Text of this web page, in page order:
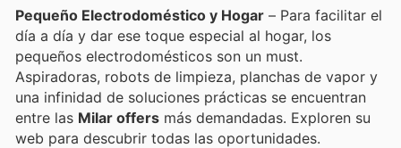
Pequeño Electrodoméstico y Hogar – Para facilitar el
día a día y dar ese toque especial al hogar, los
pequeños electrodomésticos son un must.
Aspiradoras, robots de limpieza, planchas de vapor y
una infinidad de soluciones prácticas se encuentran
entre las Milar offers más demandadas. Exploren su
web para descubrir todas las oportunidades.